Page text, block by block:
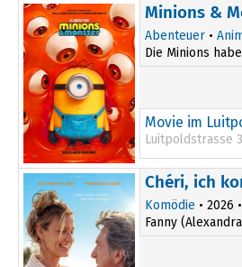
16:00
Minions &
Abenteuer •
Die Minions
Movie im
Luitpoldstrasse
Chéri, ich
Komödie • 2026
Fanny